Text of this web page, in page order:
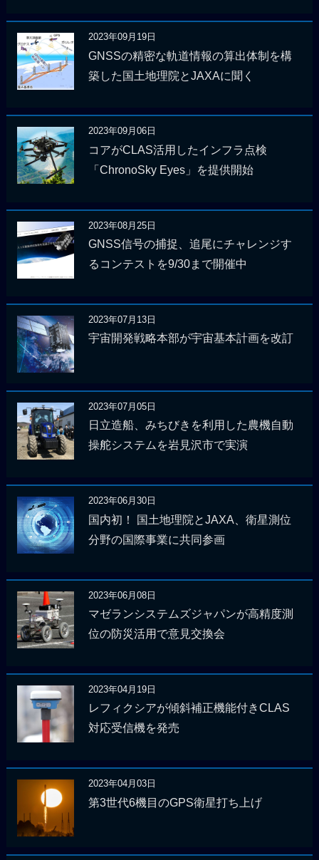
2023年09月19日
GNSSの精密な軌道情報の算出体制を構
築した国土地理院とJAXAに聞く
2023年09月06日
コアがCLAS活用したインフラ点検
「ChronoSky Eyes」を提供開始
2023年08月25日
GNSS信号の捕捉、追尾にチャレンジす
るコンテストを9/30まで開催中
2023年07月13日
宇宙開発戦略本部が宇宙基本計画を改訂
2023年07月05日
日立造船、みちびきを利用した農機自動
操舵システムを岩見沢市で実演
2023年06月30日
国内初！ 国土地理院とJAXA、衛星測位
分野の国際事業に共同参画
2023年06月08日
マゼランシステムズジャパンが高精度測
位の防災活用で意見交換会
2023年04月19日
レフィクシアが傾斜補正機能付きCLAS
対応受信機を発売
2023年04月03日
第3世代6機目のGPS衛星打ち上げ